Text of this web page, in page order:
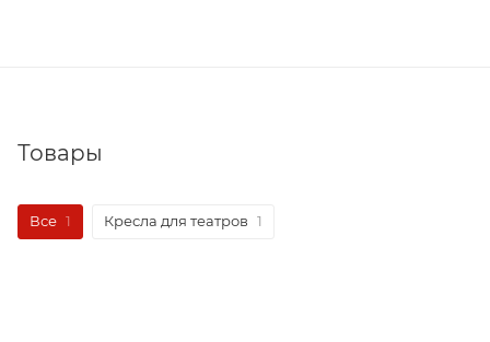
Товары
Все 1 Кресла для театров 1